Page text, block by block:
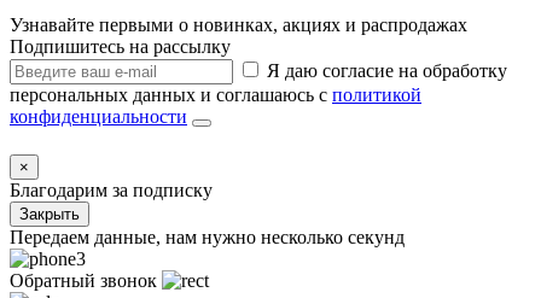
Узнавайте первыми о новинках, акциях и распродажах
Подпишитесь на рассылку
Я даю согласие на обработку
персональных данных и соглашаюсь с политикой
конфиденциальности
×
Благодарим за подписку
Закрыть
Передаем данные, нам нужно несколько секунд
Обратный звонок